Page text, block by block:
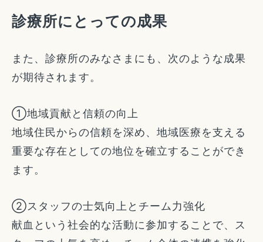
診療所にとっての成果
また、診療所のみなさまにも、次のような成果
が期待されます。
①地域貢献と信頼の向上
地域住民からの信頼を深め、地域医療を支える
重要な存在としての地位を確立することができ
ます。
②スタッフの士気向上とチーム力強化
献血という社会的な活動に参加することで、ス